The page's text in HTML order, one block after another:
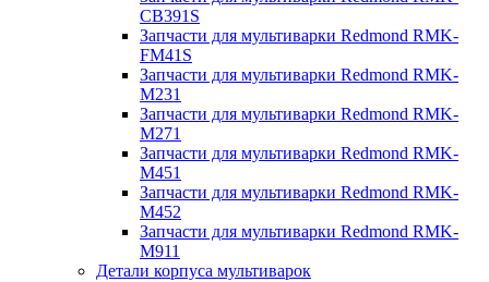
CB391S
Запчасти для мультиварки Redmond RMK-
FM41S
Запчасти для мультиварки Redmond RMK-
M231
Запчасти для мультиварки Redmond RMK-
M271
Запчасти для мультиварки Redmond RMK-
M451
Запчасти для мультиварки Redmond RMK-
M452
Запчасти для мультиварки Redmond RMK-
M911
Детали корпуса мультиварок